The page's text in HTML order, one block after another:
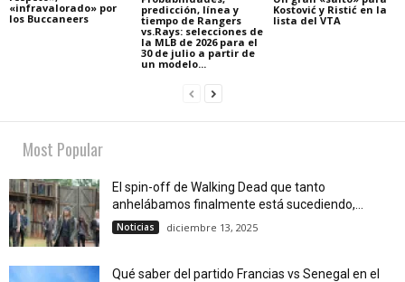
«infravalorado» por
los Buccaneers
predicción, línea y
tiempo de Rangers
vs.Rays: selecciones de
la MLB de 2026 para el
30 de julio a partir de
un modelo...
Kostović y Ristić en la
lista del VTA
Most Popular
El spin-off de Walking Dead que tanto
anhelábamos finalmente está sucediendo,...
Noticias diciembre 13, 2025
Qué saber del partido Francias vs Senegal en el